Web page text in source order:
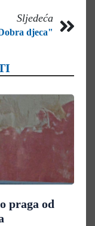
Sljedeća
djeca"
praga od